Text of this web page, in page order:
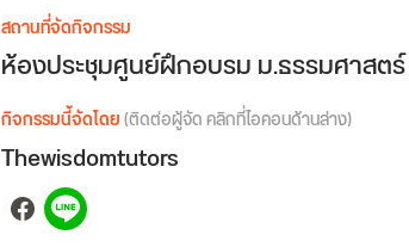
สถานที่จัดกิจกรรม
ห้องประชุมศูนย์ฝึกอบรม ม.ธรรมศาสต
กิจกรรมนี้จัดโดย(ติดต่อผู้จัด คลิกที่ไอคอนด้านล่าง)
Thewisdomtutors
Facebook
Spotify